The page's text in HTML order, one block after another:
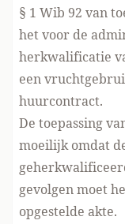
§ 1 Wib 92 van
het voor de
herkwalificatie
een
huurcontract.
De toepassing
moeilijk omdat
gevolgen moet
opgestelde akte.